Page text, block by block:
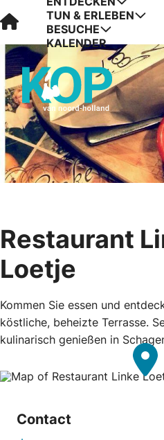
Visit Kop van Holland
TUN & ERLEBEN
BESUCHE
KALENDER
Restaurant
Loetje
Kommen Sie essen und
köstliche, beheizte Terrasse.
kulinarisch genießen in
Contact